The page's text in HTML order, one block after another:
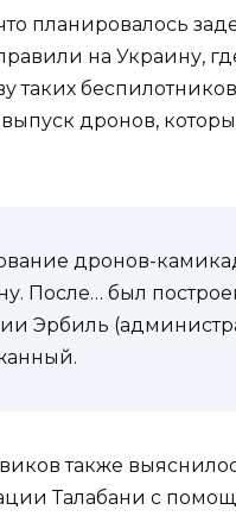
планировалось
на Украину,
таких
дронов,
дронов-
После… был
Эрбиль
также
Талабани с